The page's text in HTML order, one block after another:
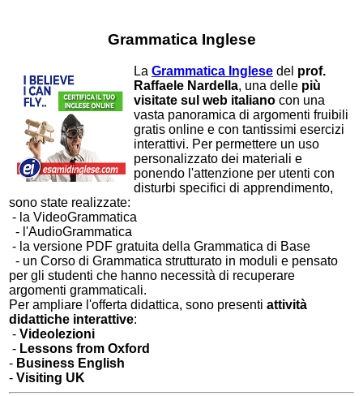
Grammatica Inglese
La Grammatica Inglese del prof.
Raffaele Nardella, una delle più
visitate sul web italiano con una
vasta panoramica di argomenti fruibili
gratis online e con tantissimi esercizi
interattivi. Per permettere un uso
personalizzato dei materiali e
ponendo l'attenzione per utenti con
disturbi specifici di apprendimento,
sono state realizzate:
- la VideoGrammatica
- l'AudioGrammatica
- la versione PDF gratuita della Grammatica di Base
- un Corso di Grammatica strutturato in moduli e pensato
per gli studenti che hanno necessità di recuperare
argomenti grammaticali.
Per ampliare l'offerta didattica, sono presenti attività
didattiche interattive:
- Videolezioni
- Lessons from Oxford
- Business English
- Visiting UK